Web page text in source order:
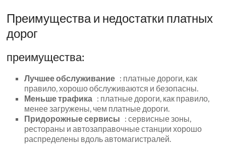
Преимущества и недостатки платных
дорог
преимущества:
Лучшее обслуживание : платные дороги, как
правило, хорошо обслуживаются и безопасны.
Меньше трафика : платные дороги, как правило,
менее загружены, чем платные дороги.
Придорожные сервисы : сервисные зоны,
рестораны и автозаправочные станции хорошо
распределены вдоль автомагистралей.